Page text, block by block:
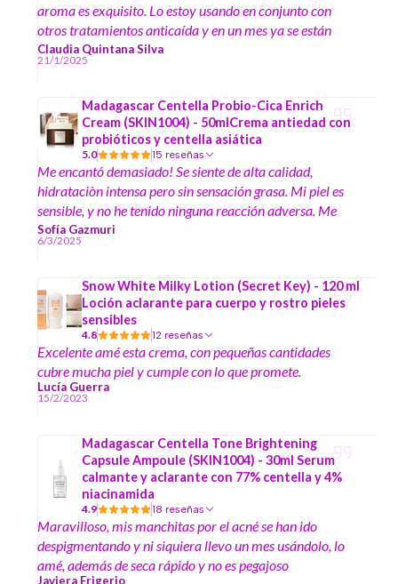
aroma es exquisito. Lo estoy usando en conjunto con
otros tratamientos anticaída y en un mes ya se están
notando cambios.
Claudia Quintana Silva
21/1/2025
Madagascar Centella Probio-Cica Enrich
Cream (SKIN1004) - 50mlCrema antiedad con
probióticos y centella asiática
5.0 15 reseñas
Me encantó demasiado! Se siente de alta calidad,
hidrataciòn intensa pero sin sensación grasa. Mi piel es
sensible, y no he tenido ninguna reacción adversa. Me
alegra haberme atrevido a probarla.
Sofía Gazmuri
6/3/2025
Snow White Milky Lotion (Secret Key) - 120 ml
Loción aclarante para cuerpo y rostro pieles
sensibles
4.8 12 reseñas
Excelente amé esta crema, con pequeñas cantidades
cubre mucha piel y cumple con lo que promete.
Lucía Guerra
15/2/2023
Madagascar Centella Tone Brightening
Capsule Ampoule (SKIN1004) - 30ml Serum
calmante y aclarante con 77% centella y 4%
niacinamida
4.9 18 reseñas
Maravilloso, mis manchitas por el acné se han ido
despigmentando y ni siquiera llevo un mes usándolo, lo
amé, además de seca rápido y no es pegajoso
Javiera Frigerio